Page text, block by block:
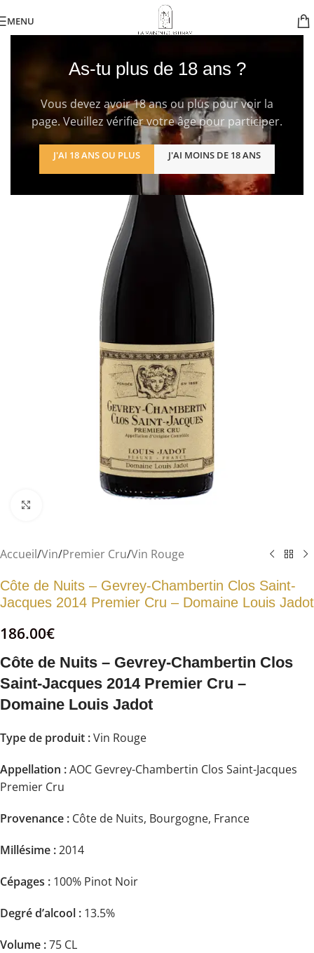
As-tu plus de 18 ans ?
Vous devez avoir 18 ans ou plus pour voir la
page. Veuillez vérifier votre âge pour participer.
J'AI 18 ANS OU PLUS J'AI MOINS DE 18 ANS
MENU
Accueil/Vin/Premier Cru/Vin Rouge
Côte de Nuits – Gevrey-Chambertin Clos Saint-
Jacques 2014 Premier Cru – Domaine Louis Jadot
186.00€
Côte de Nuits – Gevrey-Chambertin Clos
Saint-Jacques 2014 Premier Cru –
Domaine Louis Jadot
Type de produit :Vin Rouge
Appellation :AOC Gevrey-Chambertin Clos Saint-Jacques
Premier Cru
Provenance : Côte de Nuits, Bourgogne, France
Millésime :2014
Cépages : 100% Pinot Noir
Degré d’alcool : 13.5%
Volume :75 CL